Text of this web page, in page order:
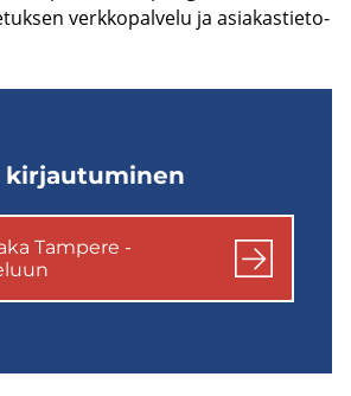
verk­ko­pal­ve­lu ja asia­kas­tie­to­
kir­jau­tu­mi­nen
Tam­pe­re -​